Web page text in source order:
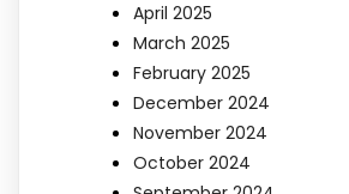
April 2025
March 2025
February 2025
December 2024
November 2024
October 2024